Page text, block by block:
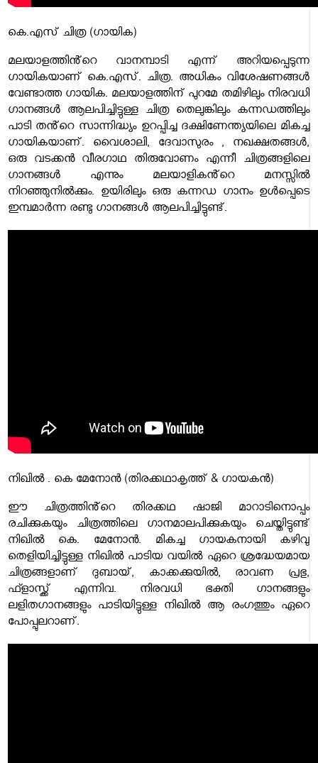
കെ.എസ് ചിത്ര (ഗായിക)
മലയാളത്തിൻ്റെ വാനമ്പാടി എന്ന് അറിയപ്പെടുന്ന
ഗായികയാണ് കെ.എസ്. ചിത്ര. അധികം വിശേഷണങ്ങൾ
വേണ്ടാത്ത ഗായിക. മലയാളത്തിന് പുറമേ തമിഴിലും നിരവധി
ഗാനങ്ങൾ ആലപിച്ചിട്ടുള്ള ചിത്ര തെലുങ്കിലും കന്നഡത്തിലും
പാടി തൻ്റെ സാന്നിദ്ധ്യം ഉറപ്പിച്ച ദക്ഷിണേന്ത്യയിലെ മികച്ച
ഗായികയാണ്. വൈശാലി, ദേവാസുരം , നഖക്ഷതങ്ങൾ,
ഒരു വടക്കൻ വീരഗാഥ തിരുവോണം എന്നീ ചിത്രങ്ങളിലെ
ഗാനങ്ങൾ എന്നും മലയാളികൻ്റെ മനസ്സിൽ
നിറഞ്ഞുനിൽക്കും. ഉയിരിലും ഒരു കന്നഡ ഗാനം ഉൾപ്പെടെ
ഇമ്പമാർന്ന രണ്ടു ഗാനങ്ങൾ ആലപിച്ചിട്ടുണ്ട്.
നിഖിൽ . കെ മേനോൻ (തിരക്കഥാകൃത്ത് & ഗായകൻ)
ഈ ചിത്രത്തിൻ്റെ തിരക്കഥ ഷാജി മാറാടിനൊപ്പം
രചിക്കുകയും ചിത്രത്തിലെ ഗാനമാലപിക്കുകയും ചെയ്തിട്ടുണ്ട്
നിഖിൽ കെ. മേനോൻ. മികച്ച ഗായകനായി കഴിവു
തെളിയിച്ചിട്ടുള്ള നിഖിൽ പാടിയ വയിൽ ഏറെ ശ്രദ്ധേയമായ
ചിത്രങ്ങളാണ് ദുബായ്, കാക്കക്കുയിൽ, രാവണ പ്രഭു,
ഫ്ളാസ്ക്ക് എന്നിവ. നിരവധി ഭക്തി ഗാനങ്ങളും
ലളിതഗാനങ്ങളും പാടിയിട്ടുള്ള നിഖിൽ ആ രംഗത്തും ഏറെ
പോപ്പുലറാണ്.